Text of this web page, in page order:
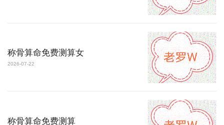
称骨算命免费测算女
2026-07-22
称骨算命免费测算